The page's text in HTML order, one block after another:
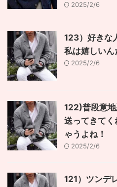
2025/2/6
123）好きな
私は嬉しいん
2025/2/6
122)普段意
送ってきて
ゃうよね！
2025/2/6
121）ツンデ